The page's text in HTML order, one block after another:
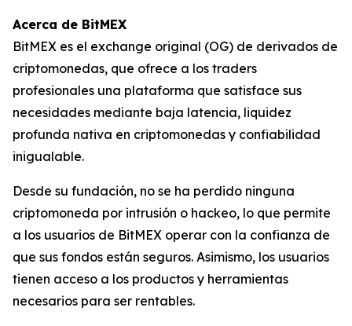
Acerca de BitMEX
BitMEX es el exchange original (OG) de derivados de
criptomonedas, que ofrece a los traders
profesionales una plataforma que satisface sus
necesidades mediante baja latencia, liquidez
profunda nativa en criptomonedas y confiabilidad
inigualable.
Desde su fundación, no se ha perdido ninguna
criptomoneda por intrusión o hackeo, lo que permite
a los usuarios de BitMEX operar con la confianza de
que sus fondos están seguros. Asimismo, los usuarios
tienen acceso a los productos y herramientas
necesarios para ser rentables.